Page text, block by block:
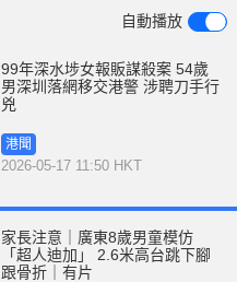
e
自動播放
99年深水埗女報販謀殺案 54歲
男深圳落網移交港警 涉聘刀手行
兇
港聞
2026-05-17 11:50 HKT
家長注意｜廣東8歲男童模仿
「超人迪加」 2.6米高台跳下腳
跟骨折｜有片